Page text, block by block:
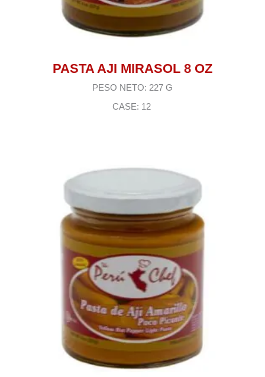
PASTA AJI MIRASOL 8 OZ
PESO NETO: 227 G
CASE: 12